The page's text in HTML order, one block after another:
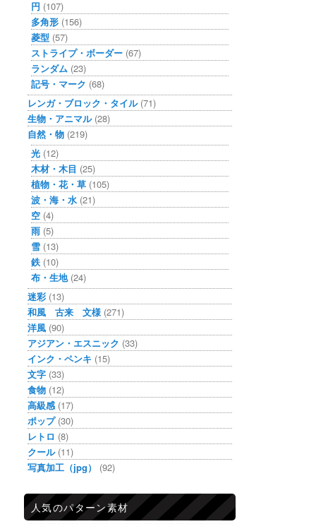
円 (107)
多角形 (156)
菱型 (57)
ストライプ・ボーダー (67)
ランダム (23)
記号・マーク (68)
レンガ・ブロック・タイル(71)
生物・アニマル(28)
自然・物 (219)
光 (12)
木材・木目 (25)
植物・花・草 (105)
波・海・水 (21)
空 (4)
雨 (5)
雪 (13)
鉄 (10)
布・生地(24)
迷彩 (13)
和風 古来 文様 (271)
洋風 (90)
アジアン・エスニック (33)
インク・ペンキ (15)
文字 (33)
食物 (12)
高級感 (17)
ポップ(30)
レトロ (8)
クール(11)
写真加工（jpg）
(92)
人気のパターン素材